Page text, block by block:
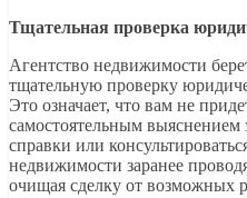
Тщательная проверка
Агентство недвижимости
тщательную проверку
Это означает, что вам не
самостоятельным выяснением
справки или
недвижимости заранее
очищая сделку от возможных